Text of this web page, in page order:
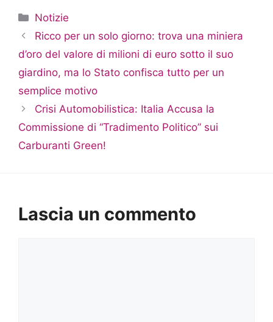
Categorie
Notizie
Ricco per un solo giorno: trova una miniera
d’oro del valore di milioni di euro sotto il suo
giardino, ma lo Stato confisca tutto per un
semplice motivo
Crisi Automobilistica: Italia Accusa la
Commissione di “Tradimento Politico” sui
Carburanti Green!
Lascia un commento